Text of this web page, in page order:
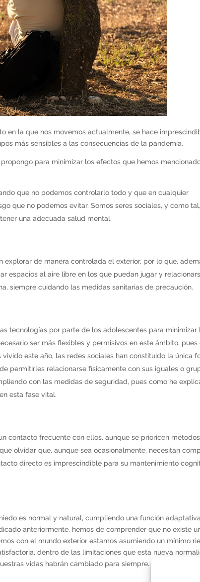
en la que nos movemos actualmente, se hace
más sensibles a las consecuencias de la pandemia.
para minimizar los efectos que hemos
que no podemos controlarlo todo y que en cualquier
que no podemos evitar. Somos seres sociales, y como
una adecuada salud mental.
explorar de manera controlada el exterior, por lo que,
espacios al aire libre en los que puedan jugar y
siempre cuidando las medidas sanitarias de precaución.
tecnologías por parte de los adolescentes para minimizar
ser más flexibles y permisivos en este ámbito, pues
este año, las redes sociales han constituido la única
permitirles relacionarse físicamente con sus iguales o
con las medidas de seguridad, pues como he
esta fase vital.
contacto frecuente con ellos, aunque se prioricen métodos
olvidar que, aunque sea ocasionalmente, necesitan
directo es imprescindible para su mantenimiento
es normal y natural, cumpliendo una función
anteriormente, hemos de comprender que no existe
con el mundo exterior estamos asumiendo un mínimo
dentro de las limitaciones que esta nueva
vidas habrán cambiado para siempre.